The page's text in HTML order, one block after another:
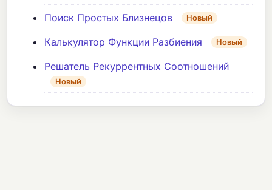
Поиск Простых Близнецов Новый
Калькулятор Функции Разбиения Новый
Решатель Рекуррентных Соотношений
Новый